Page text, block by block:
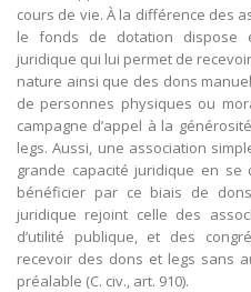
cours de vie. À la différence des
le fonds de dotation dispose
juridique qui lui permet de
nature ainsi que des dons
de personnes physiques ou
campagne d’appel à la
legs. Aussi, une association
grande capacité juridique en
bénéficier par ce biais de
juridique rejoint celle des
d’utilité publique, et des
recevoir des dons et legs sans
préalable (C. civ., art. 910).